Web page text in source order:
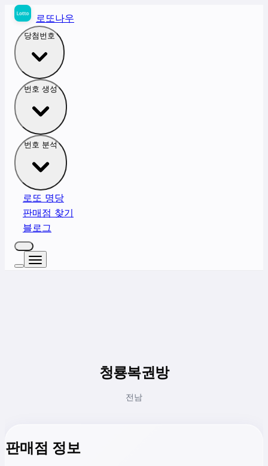
로또나우
당첨번호
번호 생성
번호 분석
로또 명당
판매점 찾기
블로그
청룡복권방
전남
판매점 정보